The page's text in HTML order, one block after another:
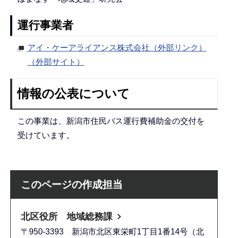
運行事業者
アイ・ケーアライアンス株式会社（外部リンク）
（外部サイト）
情報の公表について
この事業は、新潟市住民バス運行費補助金の交付を
受けています。
このページの作成担当
北区役所 地域総務課
〒950-3393 新潟市北区東栄町1丁目1番14号（北